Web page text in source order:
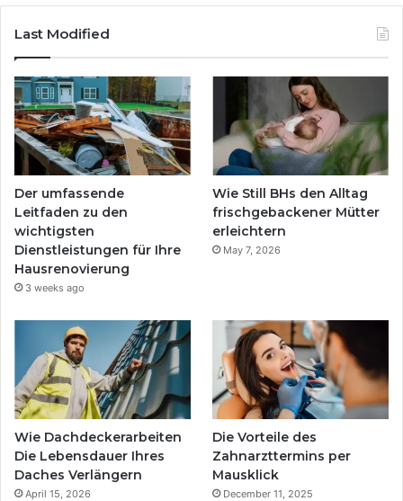
Last Modified
Der umfassende
Leitfaden zu den
wichtigsten
Dienstleistungen für Ihre
Hausrenovierung
3 weeks ago
Wie Still BHs den Alltag
frischgebackener Mütter
erleichtern
May 7, 2026
Wie Dachdeckerarbeiten
Die Lebensdauer Ihres
Daches Verlängern
April 15, 2026
Die Vorteile des
Zahnarzttermins per
Mausklick
December 11, 2025